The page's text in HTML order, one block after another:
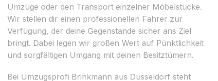
Umzüge oder den Transport einzelner Möbelstücke.
Wir stellen dir einen professionellen Fahrer zur
Verfügung, der deine Gegenstände sicher ans Ziel
bringt. Dabei legen wir großen Wert auf Pünktlichkeit
und sorgfältigen Umgang mit deinen Besitztümern.
Bei Umzugsprofi Brinkmann aus Düsseldorf steht